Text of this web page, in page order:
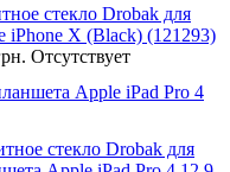
стекло Drobak для
iPhone X (Black) (121293)
Отсутствует
Apple iPad Pro 4
стекло Drobak для